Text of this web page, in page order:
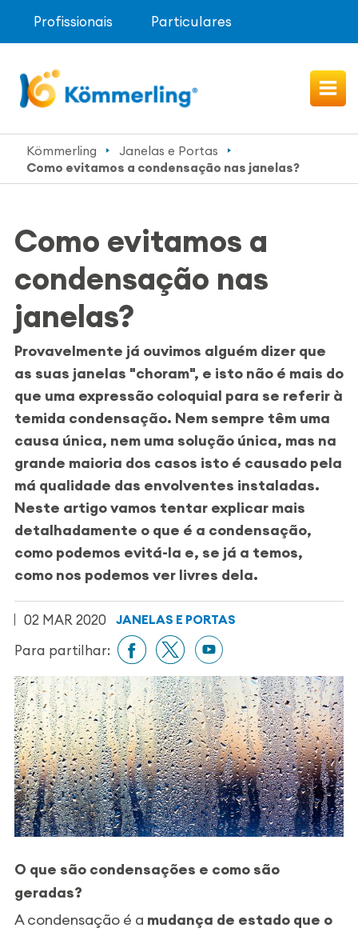
Profissionais Particulares
Kömmerling
Janelas e Portas
Como evitamos a condensação nas janelas?
Como evitamos a
condensação nas
janelas?
Provavelmente já ouvimos alguém dizer que
as suas janelas "choram", e isto não é mais do
que uma expressão coloquial para se referir à
temida condensação. Nem sempre têm uma
causa única, nem uma solução única, mas na
grande maioria dos casos isto é causado pela
má qualidade das envolventes instaladas.
Neste artigo vamos tentar explicar mais
detalhadamente o que é a condensação,
como podemos evitá-la e, se já a temos,
como nos podemos ver livres dela.
02 MAR 2020 JANELAS E PORTAS
Para partilhar:
O que são condensações e como são
geradas?
A condensação é a mudança de estado que o